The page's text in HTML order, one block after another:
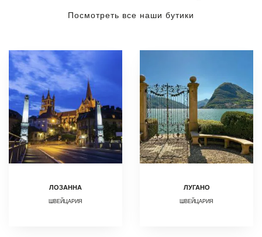
Посмотреть все наши бутики
ЛОЗАННА
ШВЕЙЦАРИЯ
ЛУГАНО
ШВЕЙЦАРИЯ